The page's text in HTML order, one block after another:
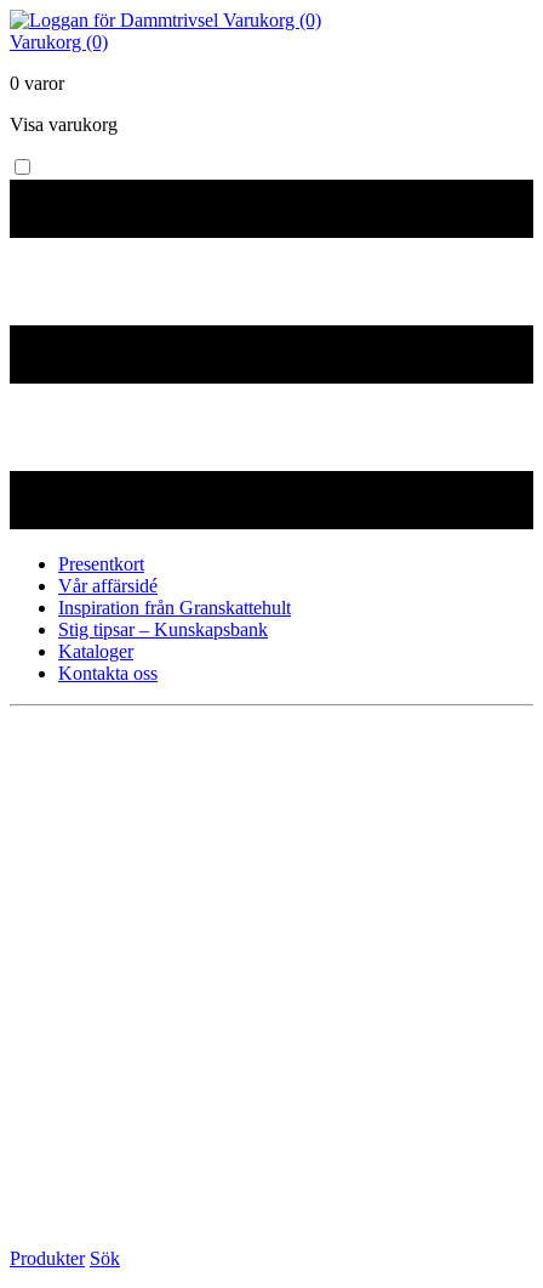
Varukorg (0)
Varukorg (0)
0 varor
Visa varukorg
Presentkort
Vår affärsidé
Inspiration från Granskattehult
Stig tipsar – Kunskapsbank
Kataloger
Kontakta oss
Produkter Sök